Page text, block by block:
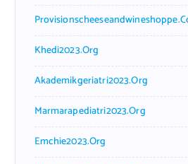
Khedi2023.org
Akademikgeriatri2023.org
Marmarapediatri2023.org
Emchie2023.org